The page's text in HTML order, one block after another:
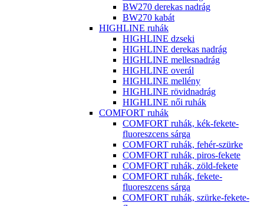
BW270 derekas nadrág
BW270 kabát
HIGHLINE ruhák
HIGHLINE dzseki
HIGHLINE derekas nadrág
HIGHLINE mellesnadrág
HIGHLINE overál
HIGHLINE mellény
HIGHLINE rövidnadrág
HIGHLINE női ruhák
COMFORT ruhák
COMFORT ruhák, kék-fekete-
fluoreszcens sárga
COMFORT ruhák, fehér-szürke
COMFORT ruhák, piros-fekete
COMFORT ruhák, zöld-fekete
COMFORT ruhák, fekete-
fluoreszcens sárga
COMFORT ruhák, szürke-fekete-